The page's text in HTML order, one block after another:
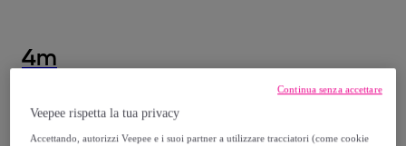
4m
Modello: Kit Artistico per Tie Dye
Veepee rispetta la tua privacy
Accettando, autorizzi Veepee e i suoi partner a utilizzare tracciatori (come cookie
Continua senza accettare